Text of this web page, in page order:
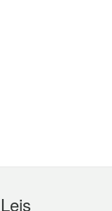
Leis